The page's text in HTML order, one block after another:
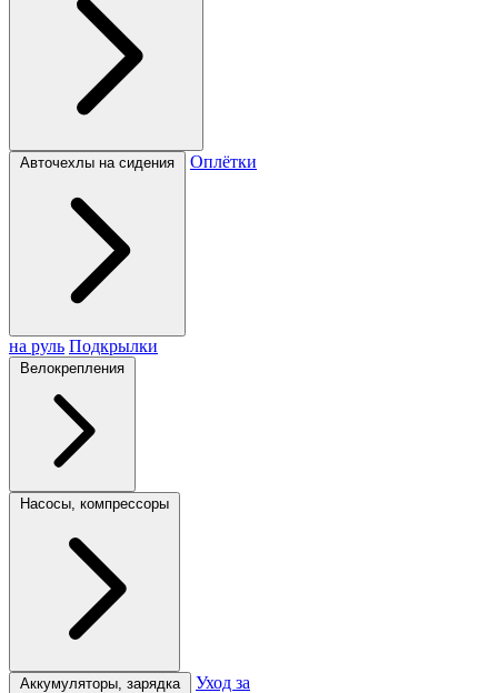
Авточехлы на сидения Оплётки
на руль Подкрылки
Велокрепления
Насосы, компрессоры
Аккумуляторы, зарядка Уход за